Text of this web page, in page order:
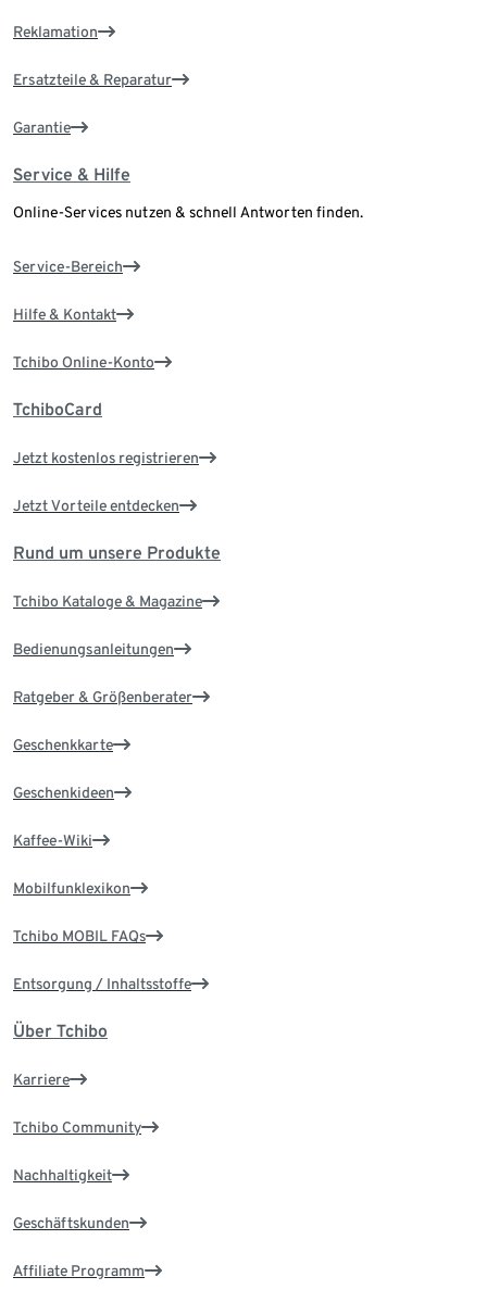
Reklamation
Ersatzteile & Reparatur
Garantie
Service & Hilfe
Online-Services nutzen & schnell Antworten finden.
Service-Bereich
Hilfe & Kontakt
Tchibo Online-Konto
TchiboCard
Jetzt kostenlos registrieren
Jetzt Vorteile entdecken
Rund um unsere Produkte
Tchibo Kataloge & Magazine
Bedienungsanleitungen
Ratgeber & Größenberater
Geschenkkarte
Geschenkideen
Kaffee-Wiki
Mobilfunklexikon
Tchibo MOBIL FAQs
Entsorgung / Inhaltsstoffe
Über Tchibo
Karriere
Tchibo Community
Nachhaltigkeit
Geschäftskunden
Affiliate Programm